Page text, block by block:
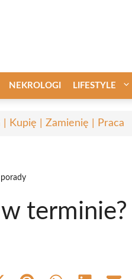
NEKROLOGI LIFESTYLE
| Kupię | Zamienię | Praca
porady
terminie?